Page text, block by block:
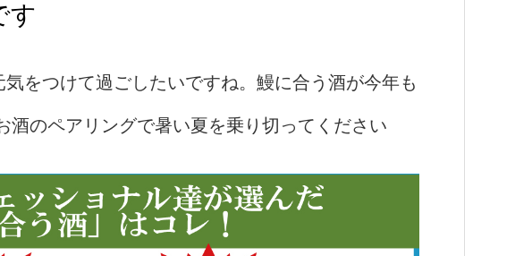
す
をつけて過ごしたいですね。鰻に合う酒が今年も
酒のペアリングで暑い夏を乗り切ってください